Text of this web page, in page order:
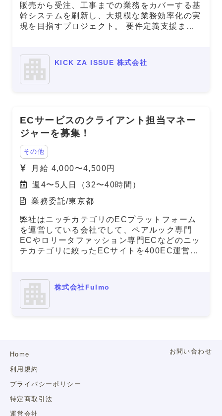
販売から受注、工事までの業務をカバーする基
幹システムを刷新し、大規模な業務効率化の実
現を目指すプロジェクト。 要件定義支援また
KICK ZA ISSUE 株式会社
ECサービスのクライアント担当マネー
ジャーを募集！
その他
月給 4,000〜4,500円
週4〜5人日（32〜40時間）
業務委託/東京都
弊社はニッチカテゴリのECプラットフォーム
を運営している会社でして、ペアルック専門
ECやロリータファッション専門ECなどのニッ
チカテゴリに絞ったECサイトを400EC運営し
など、SEOを中心とした集客で流通総額を拡
大していっております。 この先、国内では
5,000EC立ち上げ、海外も含めて4万EC立ち
株式会社Fulmo
Home
利用規約
プライバシーポリシー
特定商取引法
運営会社
お問い合わせ